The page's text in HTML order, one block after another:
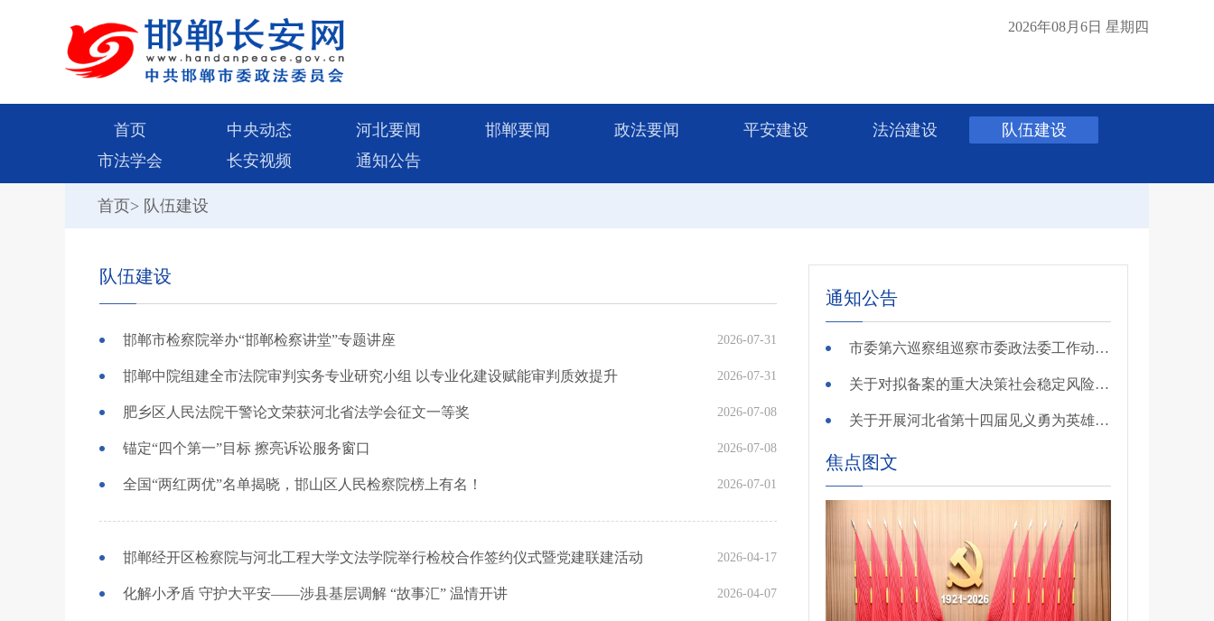
2026年08月6日 星期四
首页 中央动态 河北要闻 邯郸要闻 政法要闻 平安建设 法治建设
队伍建设
市法学会
长安视频 通知公告
首页> 队伍建设
队伍建设
邯郸市检察院举办“邯郸检察讲堂”专题讲座 2026-07-31
邯郸中院组建全市法院审判实务专业研究小组 以专业化建设赋能审判质效提升 2026-07-31
肥乡区人民法院干警论文荣获河北省法学会征文一等奖 2026-07-08
锚定“四个第一”目标 擦亮诉讼服务窗口 2026-07-08
全国“两红两优”名单揭晓，邯山区人民检察院榜上有名！ 2026-07-01
邯郸经开区检察院与河北工程大学文法学院举行检校合作签约仪式暨党建联建活动 2026-04-17
化解小矛盾 守护大平安——涉县基层调解 “故事汇” 温情开讲 2026-04-07
通知公告
市委第六巡察组巡察市委政法委工作动员会召开
关于对拟备案的重大决策社会稳定风险评估第三方机构进行公示的公告
关于开展河北省第十四届见义勇为英雄 （群体）评选的公示
焦点图文